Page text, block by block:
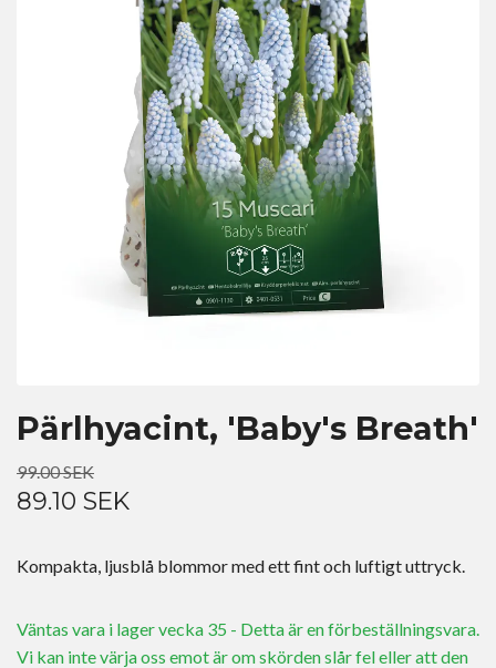
Pärlhyacint, 'Baby's Breath'
99.00 SEK
89.10 SEK
Kompakta, ljusblå blommor med ett fint och luftigt uttryck.
Väntas vara i lager vecka 35 - Detta är en förbeställningsvara.
Vi kan inte värja oss emot är om skörden slår fel eller att den